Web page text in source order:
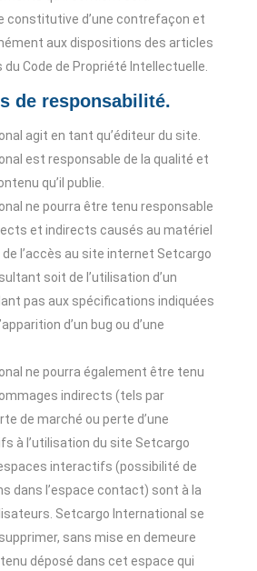
constitutive d’une contrefaçon et
aux dispositions des articles
du Code de Propriété Intellectuelle.
de responsabilité.
agit en tant qu’éditeur du site.
est responsable de la qualité et
qu’il publie.
ne pourra être tenu responsable
et indirects causés au matériel
de l’accès au site internet Setcargo
soit de l’utilisation d’un
pas aux spécifications indiquées
d’un bug ou d’une
ne pourra également être tenu
indirects (tels par
de marché ou perte d’une
à l’utilisation du site Setcargo
interactifs (possibilité de
dans l’espace contact) sont à la
Setcargo International se
sans mise en demeure
déposé dans cet espace qui